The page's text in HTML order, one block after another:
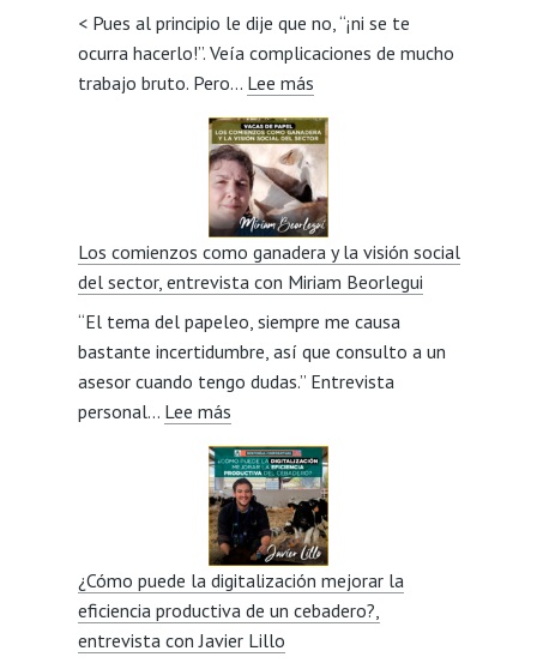
< Pues al principio le dije que no, “¡ni se te
ocurra hacerlo!”. Veía complicaciones de mucho
trabajo bruto. Pero… Lee más:
por
la
Avileña
de
padres
a
hijos,
entrevista
con
González
Veneros
Los comienzos como ganadera y la visión social
del sector, entrevista con Miriam Beorlegui
“El tema del papeleo, siempre me causa
bastante incertidumbre, así que consulto a un
asesor cuando tengo dudas.” Entrevista
personal… Lee más:
comienzos
como
ganadera
y
la
visión
social
¿Cómo puede la digitalización mejorar la
eficiencia productiva de un cebadero?,
entrevista con Javier Lillo